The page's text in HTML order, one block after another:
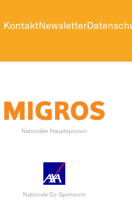
KontaktNewsletter
Nationaler Hauptsponsor
Nationale Co-Sponsorin